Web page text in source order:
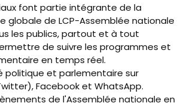
font partie intégrante de la
globale de LCP-Assemblée nationale
les publics, partout et à tout
de suivre les programmes et
en temps réel.
politique et parlementaire sur
Facebook et WhatsApp.
de l'Assemblée nationale en